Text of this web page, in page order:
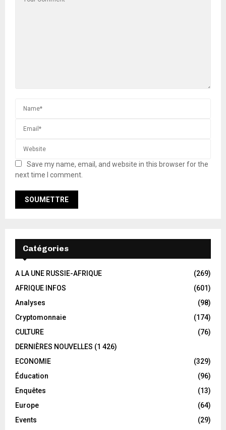
Save my name, email, and website in this browser for the
next time I comment.
Catégories
A LA UNE RUSSIE-AFRIQUE
(269)
AFRIQUE INFOS
(601)
Analyses
(98)
Cryptomonnaie
(174)
CULTURE
(76)
DERNIÈRES NOUVELLES (1 426)
ECONOMIE
(329)
Éducation
(96)
Enquêtes
(13)
Europe
(64)
Events
(29)